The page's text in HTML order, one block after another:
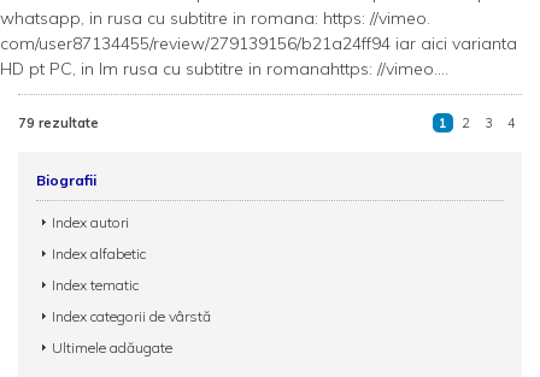
whatsapp, in rusa cu subtitre in romana: https: //vimeo.
com/user87134455/review/279139156/b21a24ff94 iar aici varianta
HD pt PC, in lm rusa cu subtitre in romanahttps: //vimeo....
79 rezultate 1 2 3 4
Biografii
Index autori
Index alfabetic
Index tematic
Index categorii de vârstă
Ultimele adăugate